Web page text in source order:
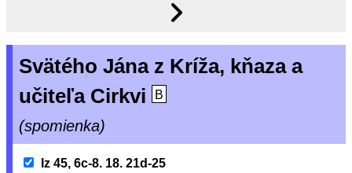
Svätého Jána z Kríža, kňaza a
učiteľa Cirkvi
B
(spomienka)
Iz 45, 6c-8. 18. 21d-25